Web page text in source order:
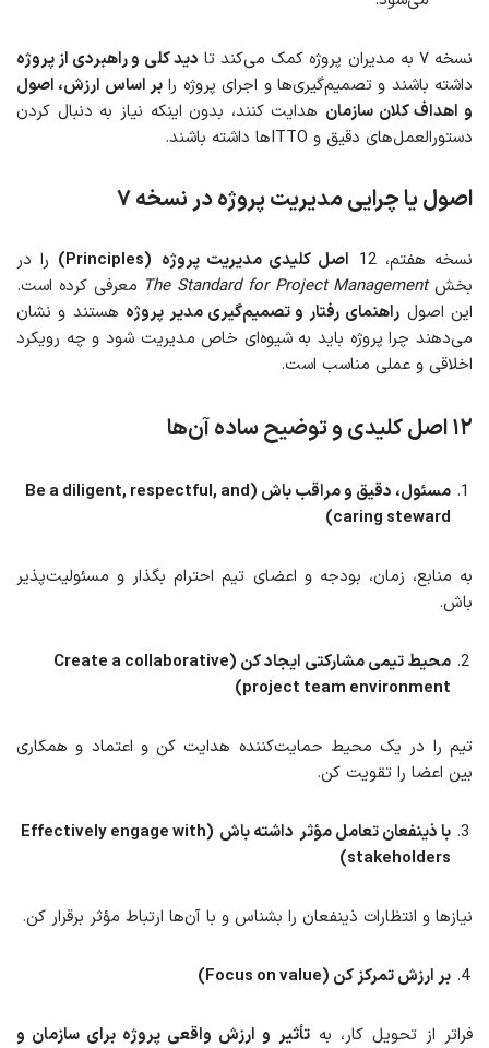
نسخه ۷ به مدیران پروژه کمک می‌کند تا
دید کلی و راهبردی از پروژه
داشته باشند و تصمیم‌گیری‌ها و اجرای پروژه را بر اساس ارزش، اصول
و اهداف کلان سازمان هدایت کنند، بدون اینکه نیاز به دنبال کردن
دستورالعمل‌های دقیق و ITTOها داشته باشند.
اصول یا چرایی مدیریت پروژه در نسخه ۷
نسخه هفتم، 12 اصل کلیدی مدیریت پروژه (Principles)
را در
بخشThe Standard for Project Management معرفی کرده است.
این اصول راهنمای رفتار و تصمیم‌گیری مدیر پروژه هستند و نشان
می‌دهند چرا پروژه باید به شیوه‌ای خاص مدیریت شود و چه رویکرد
اخلاقی و عملی مناسب است.
۱۲ اصل کلیدی و توضیح ساده آن‌ها
مسئول، دقیق و مراقب باش (Be a diligent, respectful, and
caring steward)
به منابع، زمان، بودجه و اعضای تیم احترام بگذار و مسئولیت‌پذیر
باش.
محیط تیمی مشارکتی ایجاد
کن (Create a collaborative
project team environment)
تیم را در یک محیط حمایت‌کننده هدایت کن و اعتماد و همکاری
بین اعضا را تقویت کن.
با ذینفعانتعامل مؤثر داشته باش
(Effectively engage with
stakeholders)
نیازها و انتظارات ذینفعان را بشناس و با آن‌ها ارتباط مؤثر برقرار کن.
بر ارزشتمرکزکن (Focus on value)
فراتر از تحویل کار، بهتأثیر و ارزش واقعی پروژه برای سازمان و